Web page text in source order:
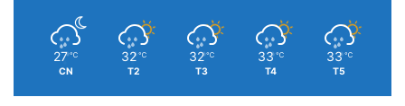
27 ℃
CN
32 ℃
T2
32 ℃
T3
33 ℃
T4
33 ℃
T5